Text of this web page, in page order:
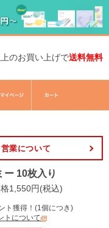
のお買い上げで送料無料
業について
ー 10枚入り
1,550円(税込)
ト獲得！(1個につき)
トについて